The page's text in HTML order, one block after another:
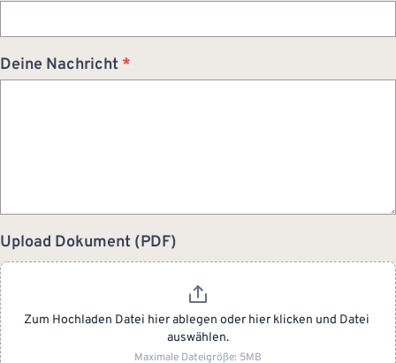
Deine Nachricht *
Upload Dokument (PDF)
Zum Hochladen Datei hier ablegen oder hier klicken und Datei
auswählen.
Maximale Dateigröße: 5MB